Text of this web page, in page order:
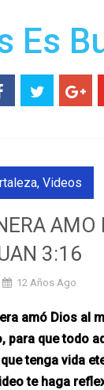
Es
, Videos
AMO
3:16
12 Años Ago
amó Dios al
para que todo
tenga vida
te haga